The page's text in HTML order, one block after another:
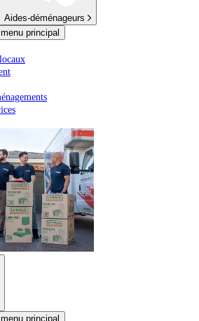
Aides-déménageurs
principal
principal